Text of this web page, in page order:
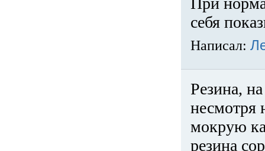
себя
Написал:
Резина,
несмотря
мокрую
резина